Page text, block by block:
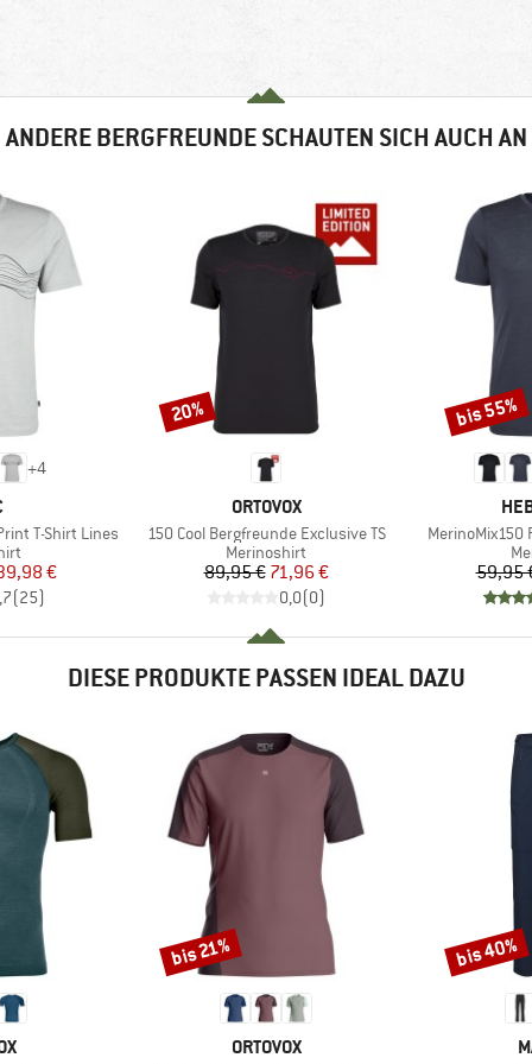
ANDERE BERGFREUNDE SCHAUTEN SICH AUCH AN
+4
T-Shirt Lines
Preis
€
(25)
MARKE
ORTOVOX
Artikel
150 Cool Bergfreunde Exclusive TS
Produktgruppe
Merinoshirt
Preis
89,95 €reduzierter Preis
71,96 €
0,0(0)
Rabatt
20%
Artikel
MerinoMix150
59,95
Rabatt
bis 55%
DIESE PRODUKTE PASSEN IDEAL DAZU
MARKE
ORTOVOX
Rabatt
bis 21% Rabatt
bis 40%